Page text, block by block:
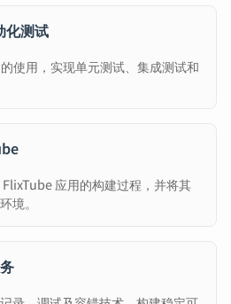
化测试
使用，实现单元测试、集成测试和
应用的构建过程，并将其
境。